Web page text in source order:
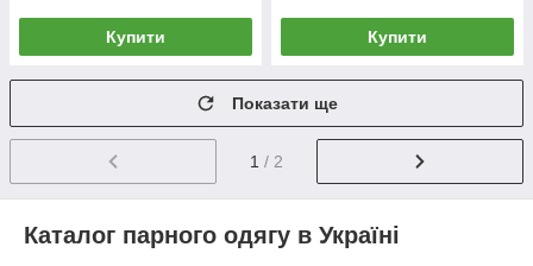
Купити Купити
Показати ще
1 / 2
Каталог парного одягу в Україні